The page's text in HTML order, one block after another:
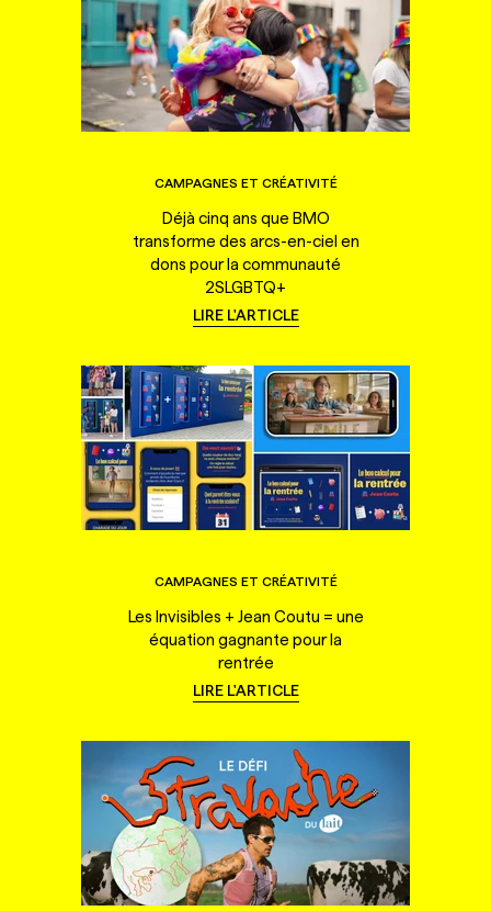
CAMPAGNES ET CRÉATIVITÉ
Déjà cinq ans que BMO
transforme des arcs-en-ciel en
dons pour la communauté
2SLGBTQ+
LIRE L'ARTICLE
CAMPAGNES ET CRÉATIVITÉ
Les Invisibles + Jean Coutu = une
équation gagnante pour la
rentrée
LIRE L'ARTICLE